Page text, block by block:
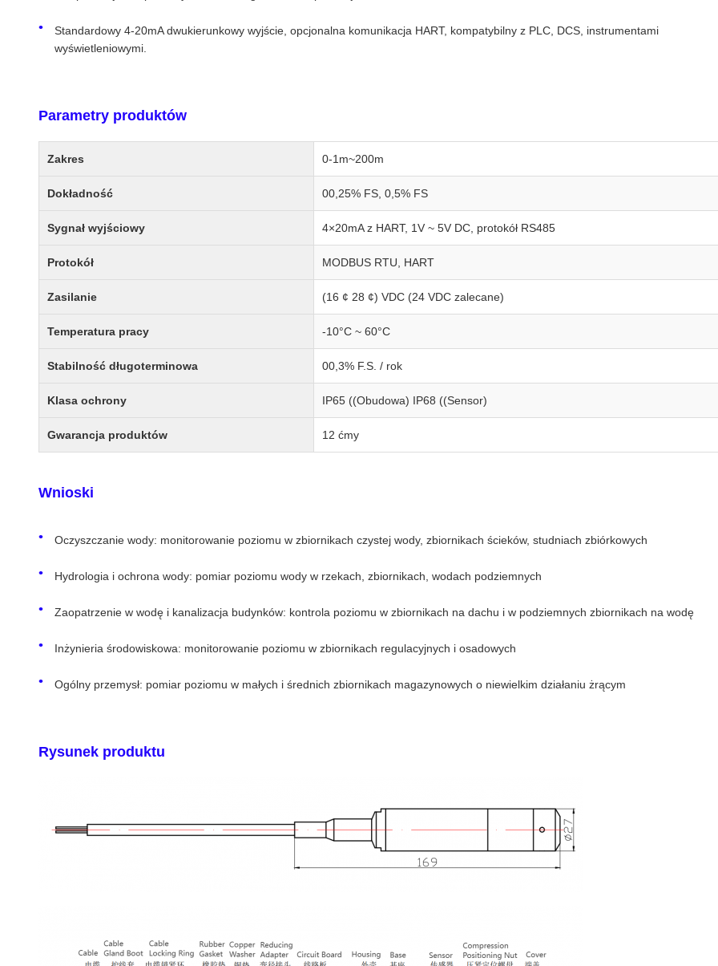
Standardowy 4-20mA dwukierunkowy wyjście, opcjonalna komunikacja HART, kompatybilny z PLC, DCS, instrumentami
wyświetleniowymi.
Parametry produktów
Zakres 0-1m~200m
Dokładność 00,25% FS, 0,5% FS
Sygnał wyjściowy 4×20mA z HART, 1V ~ 5V DC, protokół RS485
Protokół MODBUS RTU, HART
Zasilanie (16 ¢ 28 ¢) VDC (24 VDC zalecane)
Temperatura pracy -10°C ~ 60°C
Stabilność długoterminowa 00,3% F.S. / rok
Klasa ochrony IP65 ((Obudowa) IP68 ((Sensor)
Gwarancja produktów 12 ćmy
Wnioski
Oczyszczanie wody: monitorowanie poziomu w zbiornikach czystej wody, zbiornikach ścieków, studniach zbiórkowych
Hydrologia i ochrona wody: pomiar poziomu wody w rzekach, zbiornikach, wodach podziemnych
Zaopatrzenie w wodę i kanalizacja budynków: kontrola poziomu w zbiornikach na dachu i w podziemnych zbiornikach na wodę
Inżynieria środowiskowa: monitorowanie poziomu w zbiornikach regulacyjnych i osadowych
Ogólny przemysł: pomiar poziomu w małych i średnich zbiornikach magazynowych o niewielkim działaniu żrącym
Rysunek produktu